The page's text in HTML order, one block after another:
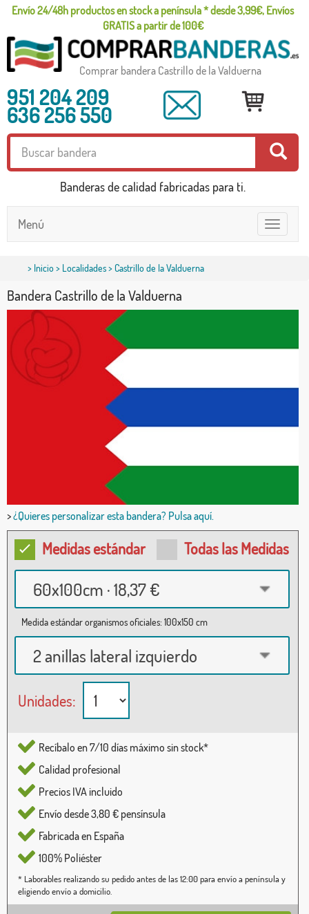
Envío 24/48h productos en stock a península * desde 3,99€, Envíos
GRATIS a partir de 100€
Comprar bandera Castrillo de la Valduerna
951 204 209
636 256 550
Banderas de calidad fabricadas para ti.
Toggle
navigation
Menú
> Inicio> Localidades> Castrillo de la Valduerna
Bandera Castrillo de la Valduerna
>¿Quieres personalizar esta bandera? Pulsa aquí.
Medidas estándar Todas las Medidas
60x100cm · 18,37 €
Medida estándar organismos oficiales: 100x150 cm
2 anillas lateral izquierdo
Unidades:
Recíbalo en 7/10 días máximo sin stock*
Calidad profesional
Precios IVA incluido
Envío desde 3,80 € pensínsula
Fabricada en España
100% Poliéster
* Laborables realizando su pedido antes de las 12:00 para envío a península y
eligiendo envío a domicilio.